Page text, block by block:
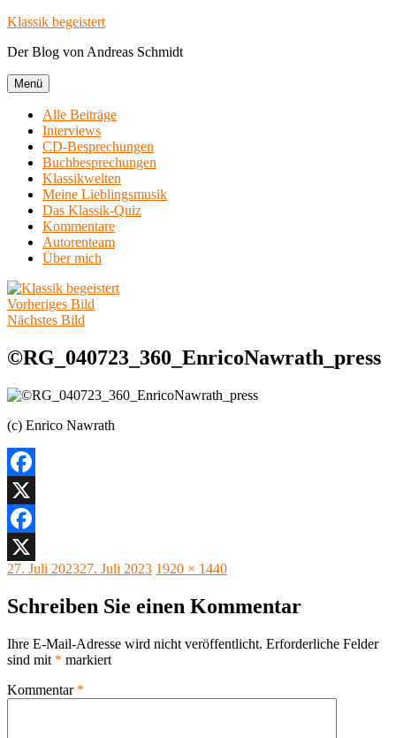
Zum
springen
Klassik begeistert
Der Blog von Andreas Schmidt
Menü
Alle Beiträge
Interviews
CD-Besprechungen
Buchbesprechungen
Klassikwelten
Meine Lieblingsmusik
Das Klassik-Quiz
Kommentare
Autorenteam
Über mich
Vorheriges Bild
Nächstes Bild
©RG_040723_360_EnricoNawrath_press
(c) Enrico Nawrath
Facebook
X
Facebook
X
Veröffentlicht
27. Juli 202327. Juli 2023 Originalgröße
1920 × 1440
Schreiben Sie einen Kommentar
Ihre E-Mail-Adresse wird nicht veröffentlicht. Erforderliche Felder
sind mit * markiert
Kommentar *